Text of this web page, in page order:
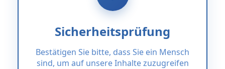
Sicherheitsprüfung
Bestätigen Sie bitte, dass Sie ein Mensch
sind, um auf unsere Inhalte zuzugreifen